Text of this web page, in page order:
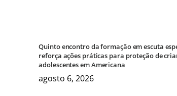
Quinto encontro da formação em escuta
reforça ações práticas para proteção de
adolescentes em Americana
agosto 6, 2026